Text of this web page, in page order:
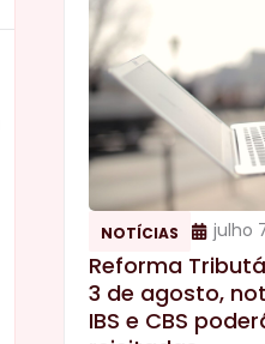
NOTÍCIAS julho
Reforma
3 de agosto,
IBS e CBS